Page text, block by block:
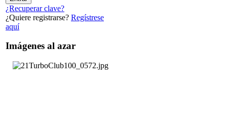
¿Recuperar clave?
¿Quiere registrarse? Regístrese
aquí
Imágenes al azar